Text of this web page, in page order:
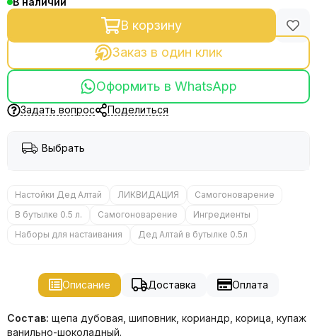
В корзину
Заказ в один клик
Оформить в WhatsApp
Задать вопрос Поделиться
Выбрать
Настойки Дед Алтай ЛИКВИДАЦИЯ
Самогоноварение
В бутылке 0.5 л.
Самогоноварение
Ингредиенты
Наборы для настаивания
Дед Алтай в бутылке 0.5л
Описание Доставка Оплата
Состав: щепа дубовая, шиповник, кориандр, корица, купаж
ванильно-шоколадный.